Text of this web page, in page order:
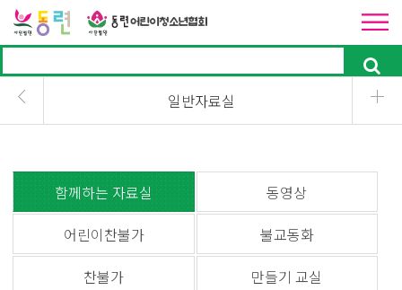
일반자료실
함께하는 자료실
동영상
어린이찬불가
불교동화
찬불가
만들기 교실